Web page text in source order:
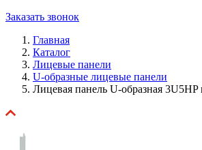
Заказать звонок
Главная
Каталог
Лицевые панели
U-образные лицевые панели
Лицевая панель U-образная